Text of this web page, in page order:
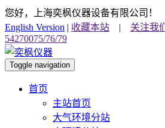
您好，上海奕枫仪器设备有限公司！
English Version | 收藏本站 | 关注我们
54270075/76/79
Toggle navigation
首页
主站首页
大气环境分站